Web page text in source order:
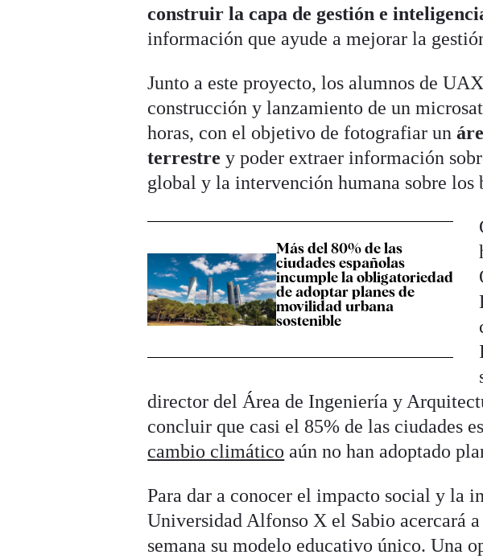
construir la capa de gestión e
información que ayude a mejorar la
Junto a este proyecto, los alumnos de
construcción y lanzamiento de un
horas, con el objetivo de fotografiar un
terrestre y poder extraer información
global y la intervención humana sobre los
Más del 80% de las
ciudades españolas
incumple la obligatoriedad
de adoptar planes de
movilidad urbana
sostenible
director del Área de Ingeniería y
concluir que casi el 85% de las ciudades
cambio climático aún no han adoptado
Para dar a conocer el impacto social y la
Universidad Alfonso X el Sabio acercará
semana su modelo educativo único. Una